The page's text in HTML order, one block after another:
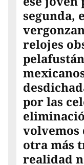
segunda,
relojes
por las
volvemos
otra más
realidad